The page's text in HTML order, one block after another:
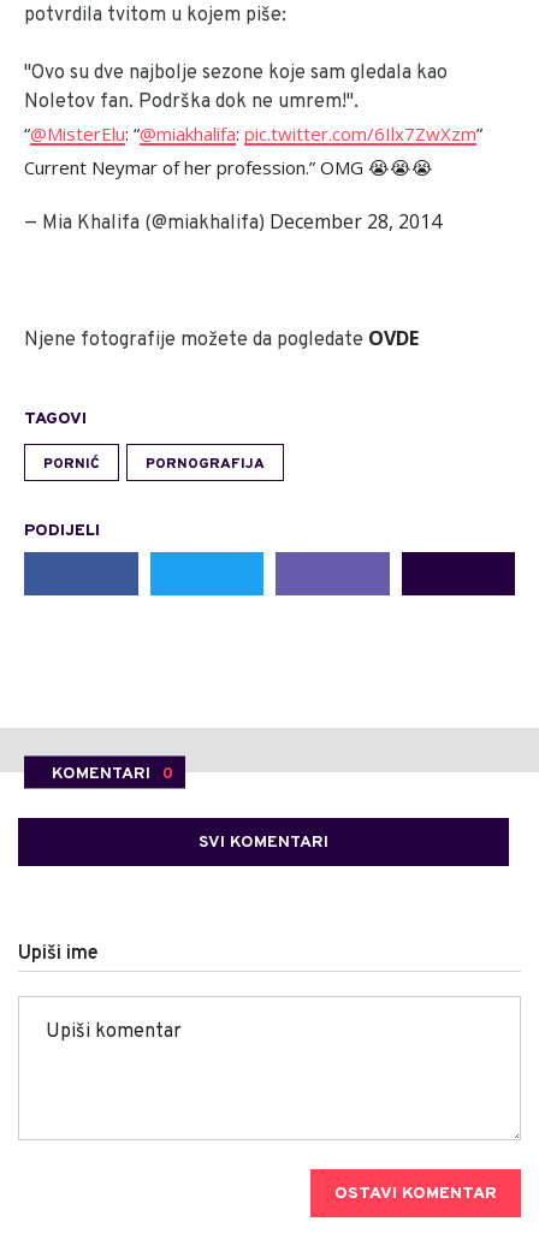
potvrdila tvitom u kojem piše:
"Ovo su dve najbolje sezone koje sam gledala kao
Noletov fan. Podrška dok ne umrem!".
“@MisterElu: “@miakhalifa: pic.twitter.com/6Ilx7ZwXzm”
Current Neymar of her profession.” OMG 😭😭😭
— Mia Khalifa (@miakhalifa) December 28, 2014
Njene fotografije možete da pogledate OVDE
TAGOVI
PORNIĆ PORNOGRAFIJA
PODIJELI
KOMENTARI 0
SVI KOMENTARI
Upiši ime
OSTAVI KOMENTAR